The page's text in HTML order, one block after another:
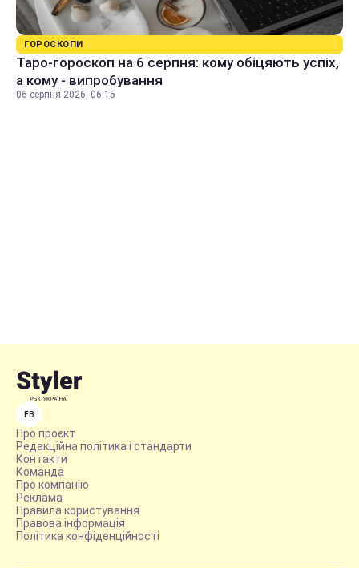
ГОРОСКОПИ
Таро-гороскоп на 6 серпня: кому обіцяють успіх,
а кому - випробування
06 серпня 2026, 06:15
FB
Про проєкт
Редакційна політика і стандарти
Контакти
Команда
Про компанію
Реклама
Правила користування
Правова інформація
Політика конфіденційності